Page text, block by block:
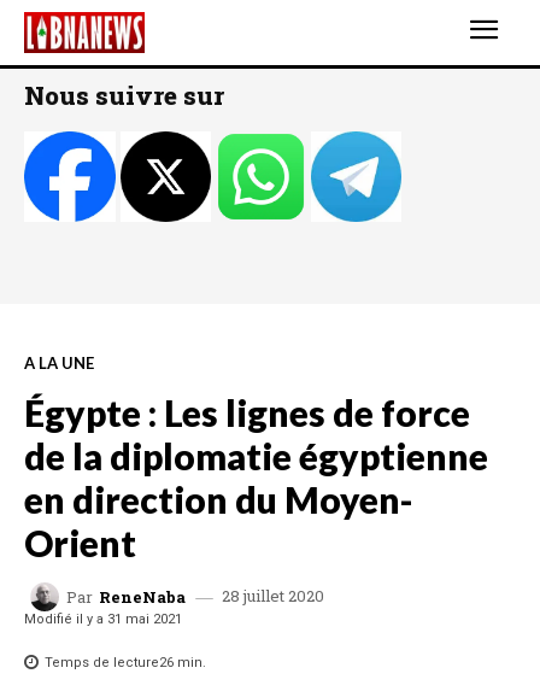
Nous suivre sur
A LA UNE
Égypte : Les lignes de force
de la diplomatie égyptienne
en direction du Moyen-
Orient
Par ReneNaba 28 juillet 2020
Modifié il y a 31 mai 2021
Temps de lecture26 min.